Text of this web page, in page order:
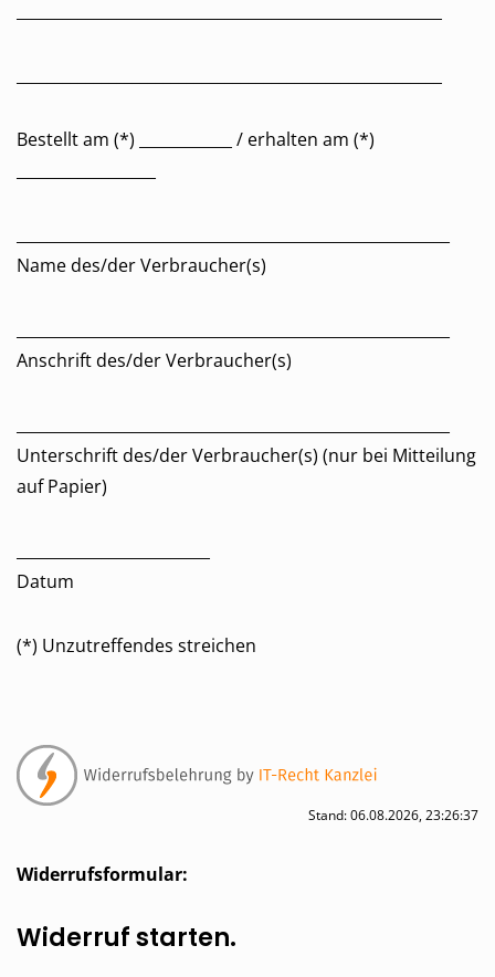
Bestellt am (*) ____________ / erhalten am (*)
Name des/der Verbraucher(s)
Anschrift des/der Verbraucher(s)
Unterschrift des/der Verbraucher(s) (nur bei Mitteilung
auf Papier)
Datum
(*) Unzutreffendes streichen
Stand: 06.08.2026, 23:26:37
Widerrufsformular:
Widerruf starten.